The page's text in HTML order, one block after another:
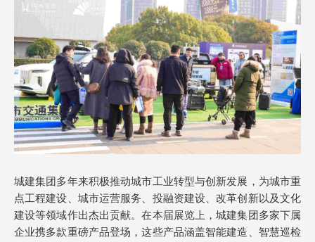
城建集团多年来积极推动城市工业转型与创新发展，为城市重
点工程建设、城市运营服务、投融资建设、改革创新以及文化
建设等领域作出杰出贡献。在本届展览上，城建集团多家下属
企业携多款重磅产品登场，这些产品涵盖智能建造、智慧巡检